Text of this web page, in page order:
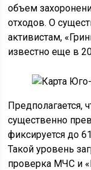
объем
отходов. О
активистам,
известно еще в
Предполагается,
существенно
фиксируется до
Такой уровень
проверка МЧС и